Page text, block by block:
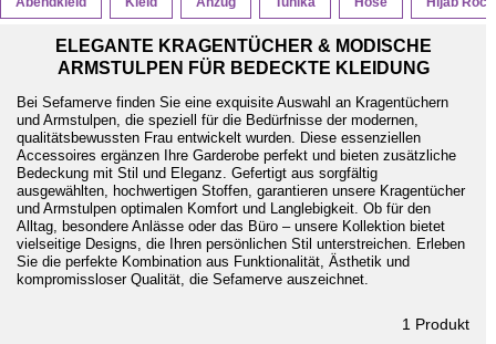
ELEGANTE KRAGENTÜCHER & MODISCHE
ARMSTULPEN FÜR BEDECKTE KLEIDUNG
Bei Sefamerve finden Sie eine exquisite Auswahl an Kragentüchern
und Armstulpen, die speziell für die Bedürfnisse der modernen,
qualitätsbewussten Frau entwickelt wurden. Diese essenziellen
Accessoires ergänzen Ihre Garderobe perfekt und bieten zusätzliche
Bedeckung mit Stil und Eleganz. Gefertigt aus sorgfältig
ausgewählten, hochwertigen Stoffen, garantieren unsere Kragentücher
und Armstulpen optimalen Komfort und Langlebigkeit. Ob für den
Alltag, besondere Anlässe oder das Büro – unsere Kollektion bietet
vielseitige Designs, die Ihren persönlichen Stil unterstreichen. Erleben
Sie die perfekte Kombination aus Funktionalität, Ästhetik und
kompromissloser Qualität, die Sefamerve auszeichnet.
1 Produkt